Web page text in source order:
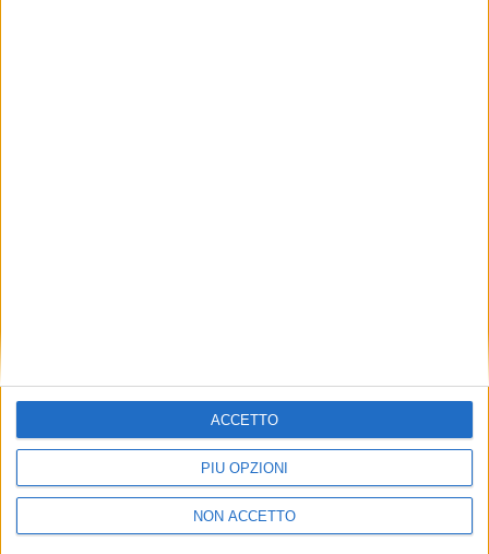
PIÙ OPZIONI
NON ACCETTO
ACCETTO